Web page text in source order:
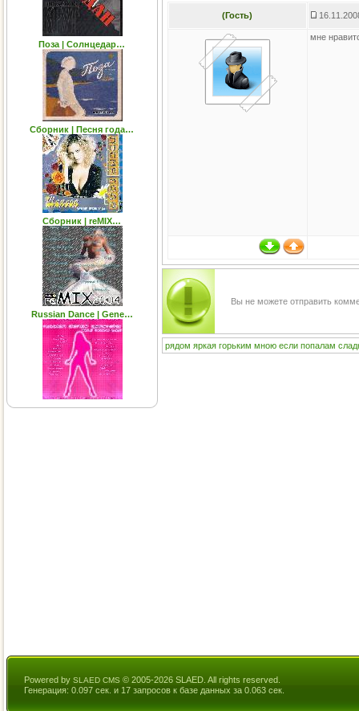
Поза | Солнцедар…
Сборник | Песня года…
Сборник | reMIX…
Russian Dance | Gene…
(Гость)
мне
Вы не можете отправить
рядом яркая горьким мною если попалам
Powered by SLAED CMS © 2005-2026 SLAED. All rights reserved.
Генерация: 0.097 сек. и 17 запросов к базе данных за 0.063 сек.